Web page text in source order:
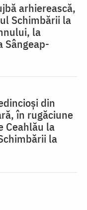
arhierească,
Schimbării la
la
Sângeap-
din
în rugăciune
Ceahlău la
la